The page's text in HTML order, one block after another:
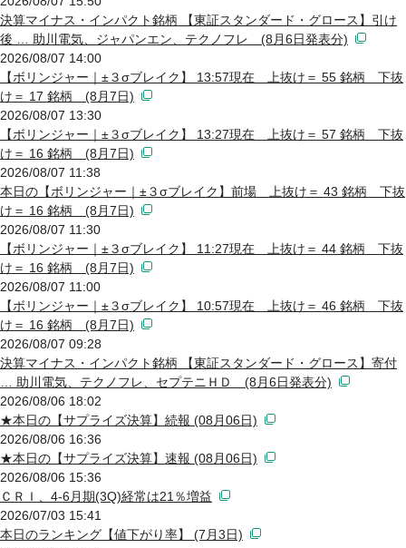
決算マイナス・インパクト銘柄 【東証スタンダード・グロース】引け
後 … 助川電気、ジャパンエン、テクノフレ (8月6日発表分)
2026/08/07 14:00
【ボリンジャー｜±３σブレイク】 13:57現在 上抜け＝ 55 銘柄 下抜
け＝ 17 銘柄 (8月7日)
2026/08/07 13:30
【ボリンジャー｜±３σブレイク】 13:27現在 上抜け＝ 57 銘柄 下抜
け＝ 16 銘柄 (8月7日)
2026/08/07 11:38
本日の【ボリンジャー｜±３σブレイク】前場 上抜け＝ 43 銘柄 下抜
け＝ 16 銘柄 (8月7日)
2026/08/07 11:30
【ボリンジャー｜±３σブレイク】 11:27現在 上抜け＝ 44 銘柄 下抜
け＝ 16 銘柄 (8月7日)
2026/08/07 11:00
【ボリンジャー｜±３σブレイク】 10:57現在 上抜け＝ 46 銘柄 下抜
け＝ 16 銘柄 (8月7日)
2026/08/07 09:28
決算マイナス・インパクト銘柄 【東証スタンダード・グロース】寄付
… 助川電気、テクノフレ、セプテニＨＤ (8月6日発表分)
2026/08/06 18:02
★本日の【サプライズ決算】続報 (08月06日)
2026/08/06 16:36
★本日の【サプライズ決算】速報 (08月06日)
2026/08/06 15:36
ＣＲＩ、4-6月期(3Q)経常は21％増益
2026/07/03 15:41
本日のランキング【値下がり率】 (7月3日)